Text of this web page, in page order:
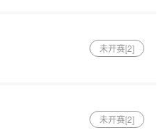
未开赛[2]
未开赛[2]